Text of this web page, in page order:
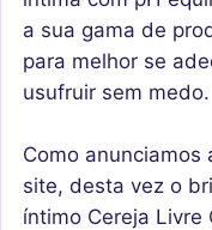
a sua gama de
para melhor se
usufruir sem medo.
Como anunciamos
site, desta vez o
íntimo Cereja Livre